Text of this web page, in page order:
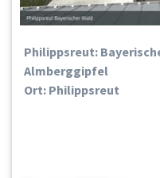
Philippsreut:
Almberggipfel
Ort: Philippsreut